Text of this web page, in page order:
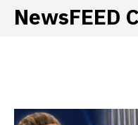
NewsFEED